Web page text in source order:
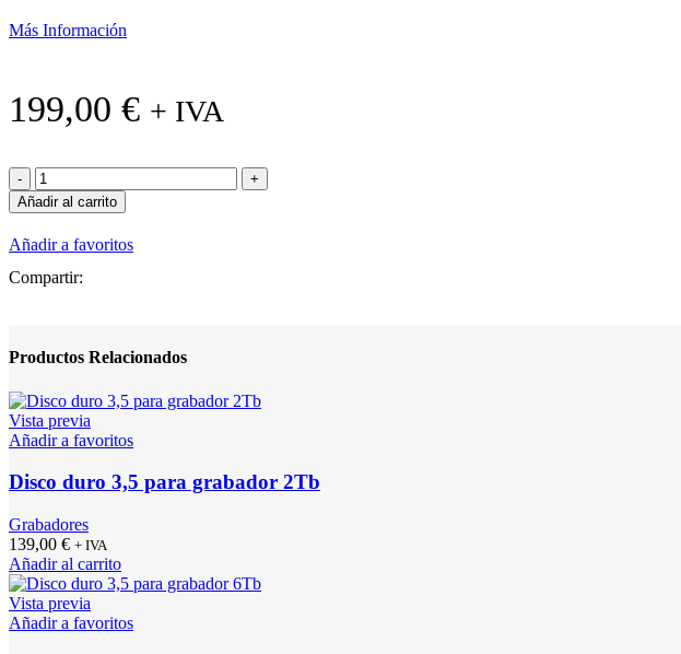
Más Información
199,00 € + IVA
Disco
duro
3,5
para
grabador
4Tb
Añadir al carrito
Añadir a favoritos
Compartir:
Productos Relacionados
Vista previa
Añadir a favoritos
Disco duro 3,5 para grabador 2Tb
Grabadores
139,00 € + IVA
Añadir al carrito
Vista previa
Añadir a favoritos